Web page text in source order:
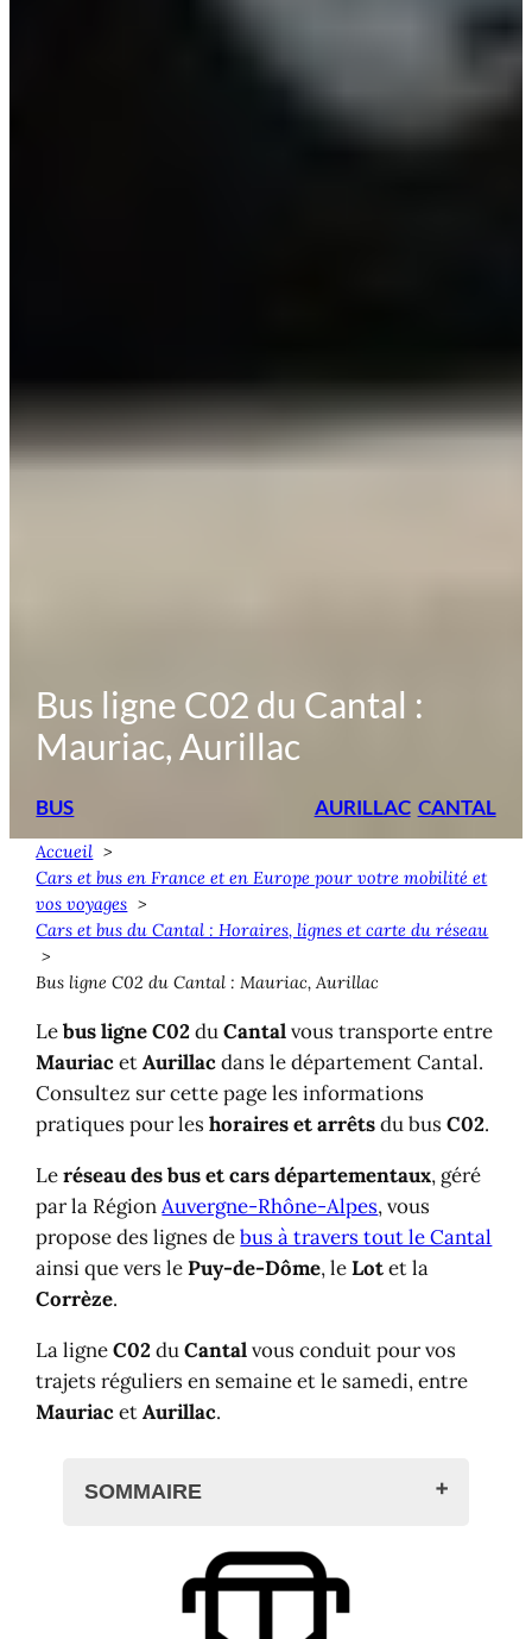
Bus ligne C02 du Cantal :
Mauriac, Aurillac
BUS AURILLAC CANTAL
Accueil
Cars et bus en France et en Europe pour votre mobilité et
vos voyages
Cars et bus du Cantal : Horaires, lignes et carte du réseau
Bus ligne C02 du Cantal : Mauriac, Aurillac
Lebus ligne C02 duCantalvous transporte entre
MauriacetAurillacdans le département Cantal.
Consultez sur cette page les informations
pratiques pour les horaires et arrêtsdu busC02.
Leréseau des bus et cars départementaux, géré
par la RégionAuvergne-Rhône-Alpes, vous
propose des lignes debus à travers tout le Cantal
ainsi que vers lePuy-de-Dôme, leLotet la
Corrèze.
La ligneC02 duCantalvous conduit pour vos
trajets réguliers en semaine et le samedi, entre
MauriacetAurillac.
SOMMAIRE
Bus ligne C02 du Cantal
Bus C02 : Mauriac <> Aurillac